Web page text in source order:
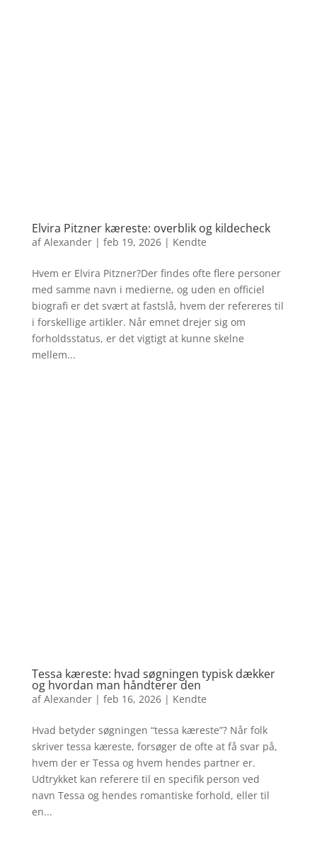
Elvira Pitzner kæreste: overblik og kildecheck
afAlexander| feb 19, 2026| Kendte
Hvem er Elvira Pitzner?Der findes ofte flere personer
med samme navn i medierne, og uden en officiel
biografi er det svært at fastslå, hvem der refereres til
i forskellige artikler. Når emnet drejer sig om
forholdsstatus, er det vigtigt at kunne skelne
mellem...
Tessa kæreste: hvad søgningen typisk dækker
og hvordan man håndterer den
afAlexander| feb 16, 2026| Kendte
Hvad betyder søgningen “tessa kæreste”? Når folk
skriver tessa kæreste, forsøger de ofte at få svar på,
hvem der er Tessa og hvem hendes partner er.
Udtrykket kan referere til en specifik person ved
navn Tessa og hendes romantiske forhold, eller til
en...